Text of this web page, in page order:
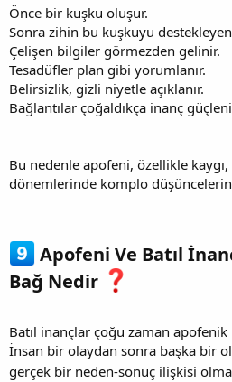
Önce bir kuşku oluşur.
Sonra zihin bu kuşkuyu
Çelişen bilgiler görmezden gelinir.
Tesadüfler plan gibi yorumlanır.
Belirsizlik, gizli niyetle açıklanır.
Bağlantılar çoğaldıkça inanç
Bu nedenle apofeni, özellikle
dönemlerinde komplo
Apofeni Ve Batıl
Bağ Nedir
Batıl inançlar çoğu zaman
İnsan bir olaydan sonra başka bir
gerçek bir neden-sonuç ilişkisi